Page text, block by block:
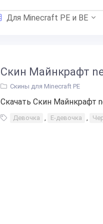
Для Minecraft PE и BE
Скин Майнкрафт
Скины для Minecraft PE
Скачать Скин Майнкрафт
Девочка , Е-девочка ,